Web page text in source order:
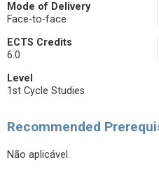
Mode of Delivery
Face-to-face
ECTS Credits
6.0
Level
1st Cycle Studies
Recommended
Não aplicável.